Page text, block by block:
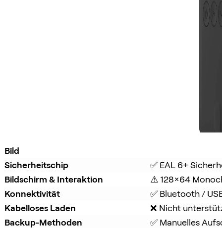
Bild
Sicherheitschip
✅ EAL 6+
Bildschirm & Interaktion
⚠️ 128×64
Konnektivität
✅ Bluetooth /
Kabelloses Laden
❌ Nicht
Backup-Methoden
✅ Manuelles